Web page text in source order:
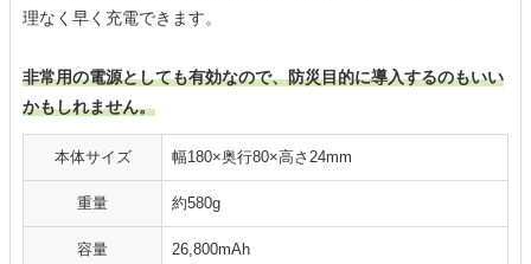
理なく早く充電できます。
非常用の電源としても有効なので、防災目的に導入するのもいい
かもしれません。
本体サイズ 幅180×奥行80×高さ24mm
重量 約580g
容量 26,800mAh